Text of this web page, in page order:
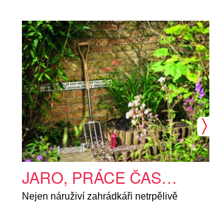
JARO, PRÁCE ČAS…
Nejen náruživí zahrádkáři netrpělivě